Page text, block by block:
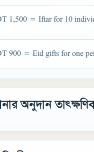
1,500 = Iftar for 10
900 = Eid gifts for one
অনুদান